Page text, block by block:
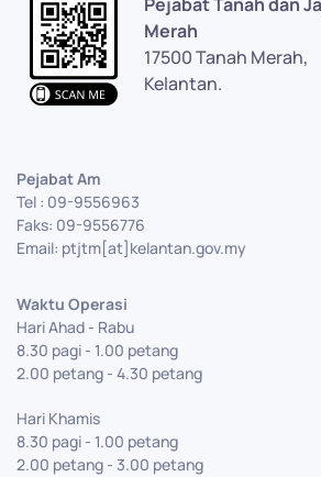
Merah
17500 Tanah Merah,
Kelantan.
Pejabat Am
Tel : 09-9556963
Faks: 09-9556776
Email: ptjtm[at]kelantan.gov.my
Waktu Operasi
Hari Ahad - Rabu
8.30 pagi - 1.00 petang
2.00 petang - 4.30 petang
Hari Khamis
8.30 pagi - 1.00 petang
2.00 petang - 3.00 petang